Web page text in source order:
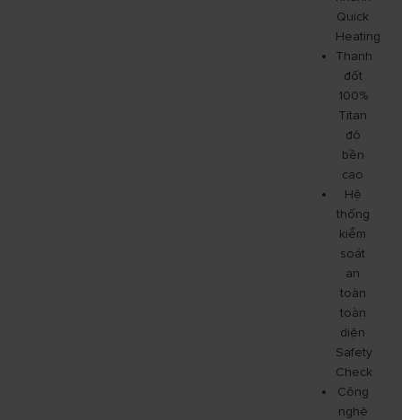
Quick
Heating
Thanh
đốt
100%
Titan
độ
bền
cao
Hệ
thống
kiểm
soát
an
toàn
toàn
diện
Safety
Check
Công
nghệ